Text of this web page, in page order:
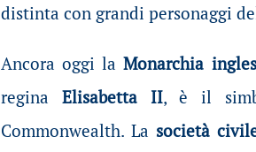
distinta con grandi personaggi
Ancora oggi laMonarchia
regina Elisabetta II, è il
Commonwealth. La società